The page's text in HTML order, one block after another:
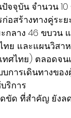
จจุบัน จำนวน
อสร้างทางคู่ระย
กลาง 46 ขบว
และแผนวิสา
ทศไทย) ตลอดจ
ารเดินทางขอ
ริการ
ขัด ที่สำคัญ ยัง